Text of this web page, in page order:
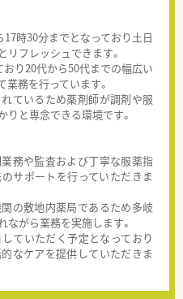
時30分までとなっており土日
フレッシュできます。
り20代から50代までの幅広い
務を行っています。
ているため薬剤師が調剤や服
と専念できる環境です。
務や監査および丁寧な服薬指
サポートを行っていただきま
の敷地内薬局であるため多岐
がら業務を実施します。
ていただく予定となっており
なケアを提供していただきま